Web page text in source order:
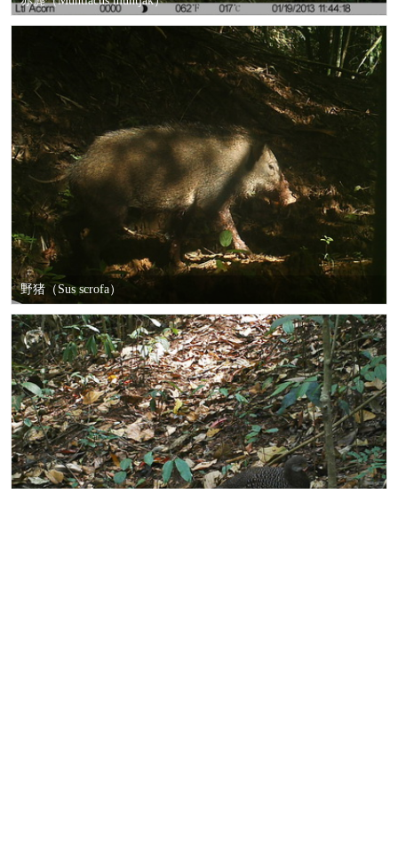
野猪（Sus scrofa）